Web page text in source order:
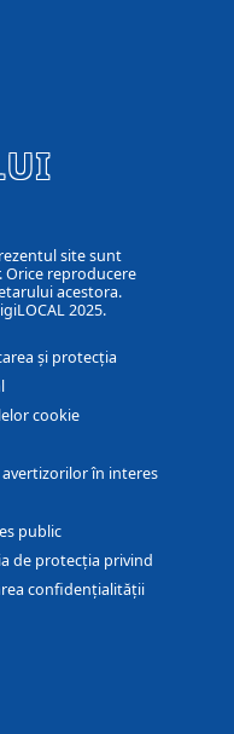
site sunt
reproducere
acestora.
2025.
și protecția
cookie
în interes
public
de protecția privind
confidențialității